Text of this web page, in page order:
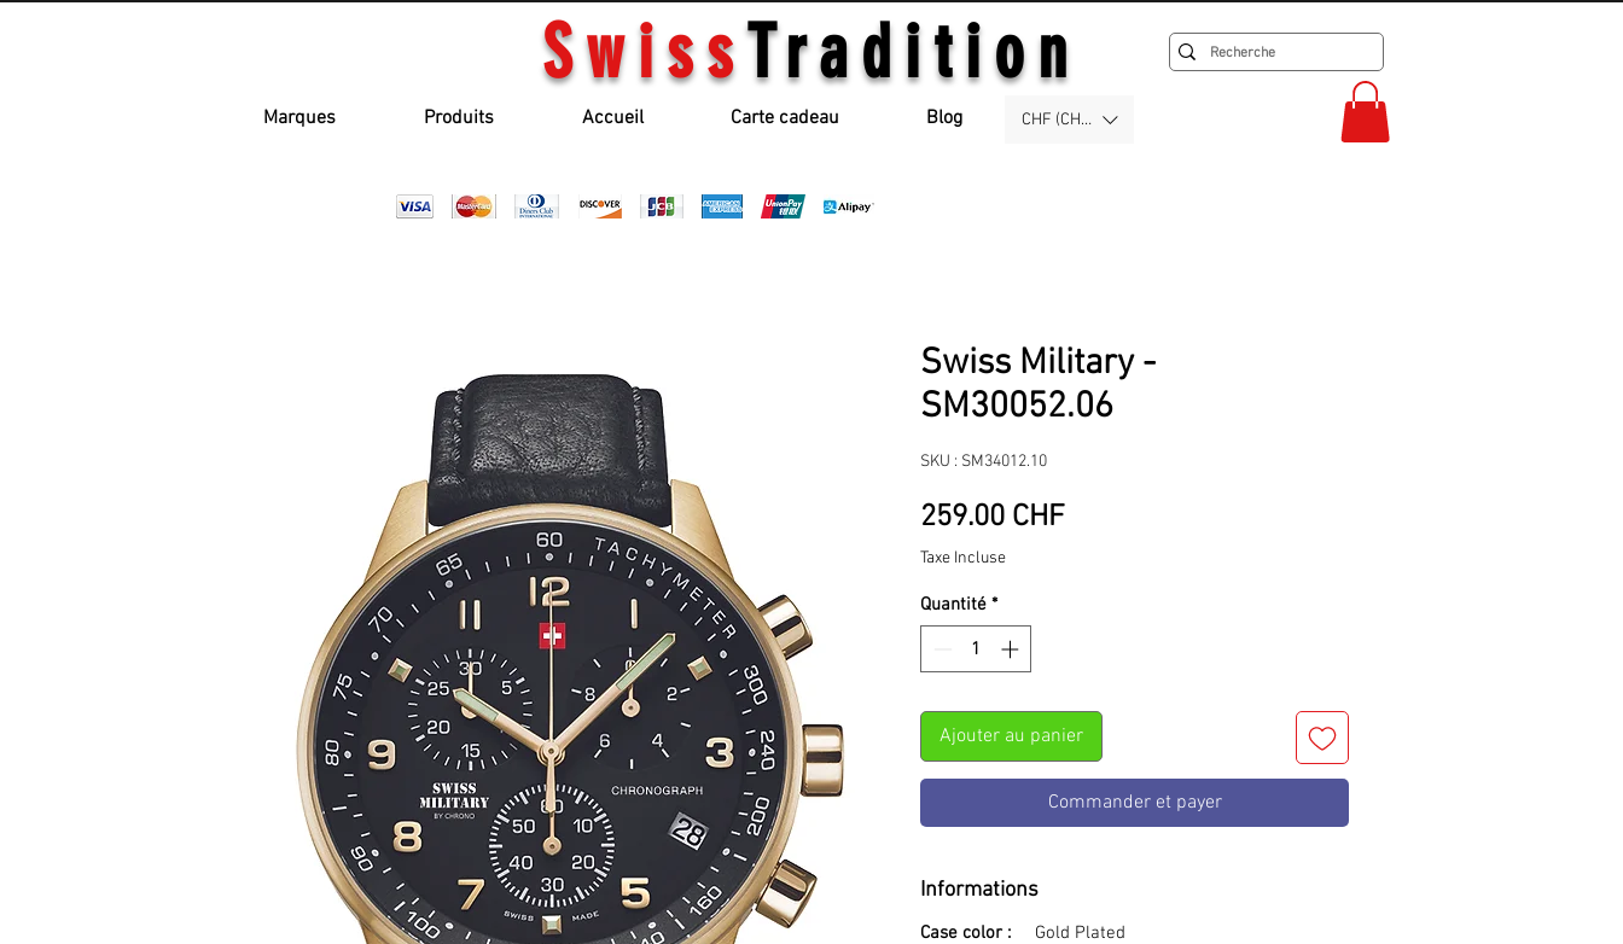
SwissTradition
Marques Produits Accueil Carte cadeau Blog CHF (CHF)
Swiss Military -
SM30052.06
SKU : SM34012.10
259.00 CHFPrix
Taxe Incluse
Quantité *
Ajouter au panier
Commander et payer
Informations
Case color :
Gold Plated